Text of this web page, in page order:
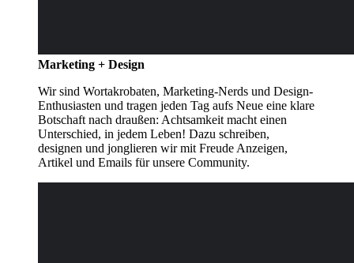
Marketing + Design
Wir sind Wortakrobaten, Marketing-Nerds und Design-
Enthusiasten und tragen jeden Tag aufs Neue eine klare
Botschaft nach draußen: Achtsamkeit macht einen
Unterschied, in jedem Leben! Dazu schreiben,
designen und jonglieren wir mit Freude Anzeigen,
Artikel und Emails für unsere Community.